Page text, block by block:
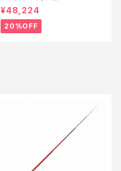
【特価リール】【20】
¥48,224
20%OFF